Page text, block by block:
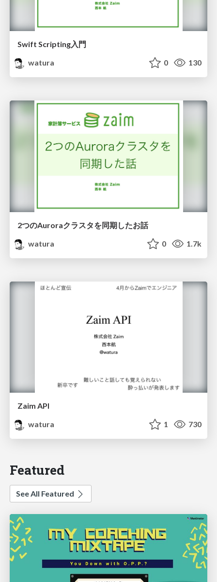
Swift Scripting入門
watura
0 130
2つのAuroraクラスタを同期したお話
watura
0 1.7k
Zaim API
watura
1 730
Featured
See All Featured